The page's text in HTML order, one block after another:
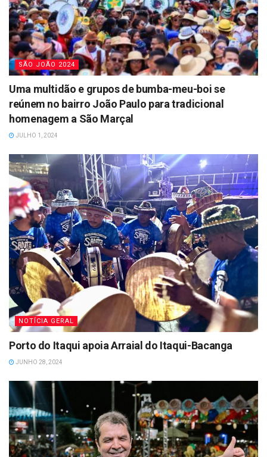
SÃO JOÃO 2024
Uma multidão e grupos de bumba-meu-boi se
reúnem no bairro João Paulo para tradicional
homenagem a São Marçal
JULHO 1, 2024
NOTÍCIA GERAL
Porto do Itaqui apoia Arraial do Itaqui-Bacanga
JUNHO 28, 2024